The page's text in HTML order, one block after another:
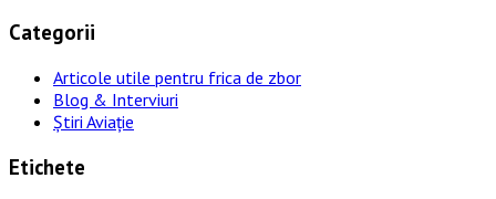
Categorii
Articole utile pentru frica de zbor
Blog & Interviuri
Știri Aviație
Etichete